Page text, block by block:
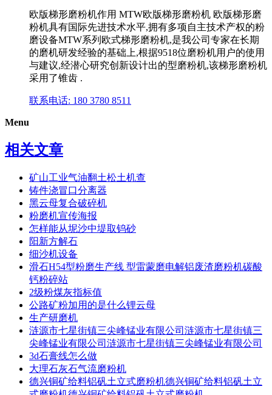
欧版梯形磨粉机作用 MTW欧版梯形磨粉机 欧版梯形磨
粉机具有国际先进技术水平,拥有多项自主技术产权的粉
磨设备MTW系列欧式梯形磨粉机,是我公司专家在长期
的磨机研发经验的基础上,根据9518位磨粉机用户的使用
与建议,经潜心研究创新设计出的型磨粉机,该梯形磨粉机
采用了锥齿 .
联系电话: 180 3780 8511
Menu
相关文章
矿山工业气油翻土松土机查
铸件浇冒口分离器
黑云母复合破碎机
粉磨机宣传海报
怎样能从坭沙中堤取钨砂
阳新方解石
细沙机设备
滑石H54型粉磨生产线 型雷蒙磨电解铝废渣磨粉机碳酸
钙粉碎站
2级粉煤灰指标值
公路矿粉加用的是什么锂云母
生产研磨机
涟源市七星街镇三尖峰锰业有限公司涟源市七星街镇三
尖峰锰业有限公司涟源市七星街镇三尖峰锰业有限公司
3d石膏线怎么做
大理石灰石气流磨粉机
德兴铜矿给料铝矾土立式磨粉机德兴铜矿给料铝矾土立